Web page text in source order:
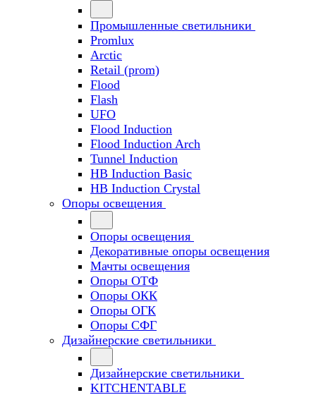
Промышленные светильники
Promlux
Arctic
Retail (prom)
Flood
Flash
UFO
Flood Induction
Flood Induction Arch
Tunnel Induction
HB Induction Basic
HB Induction Crystal
Опоры освещения
Опоры освещения
Декоративные опоры освещения
Мачты освещения
Опоры ОТФ
Опоры ОКК
Опоры ОГК
Опоры СФГ
Дизайнерские светильники
Дизайнерские светильники
KITCHENTABLE